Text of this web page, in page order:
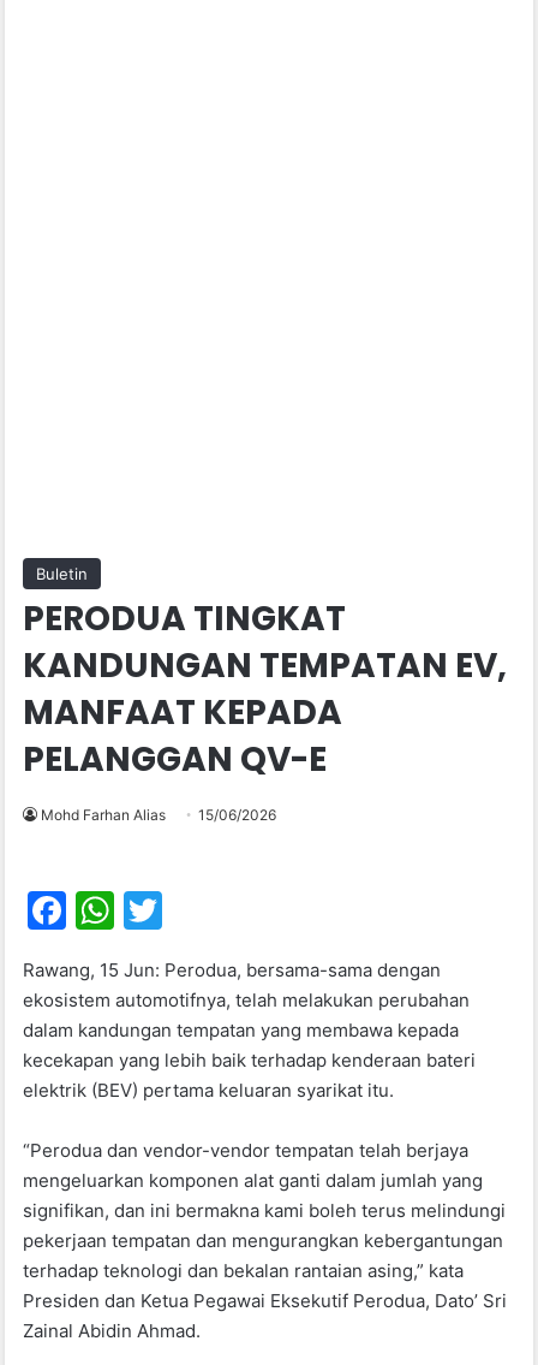
Buletin
PERODUA TINGKAT
KANDUNGAN TEMPATAN EV,
MANFAAT KEPADA
PELANGGAN QV-E
Mohd Farhan Alias 15/06/2026
F
c
e
b
o
o
k
W
at
s
A
p
p
itt
er
Rawang, 15 Jun: Perodua, bersama-sama dengan
ekosistem automotifnya, telah melakukan perubahan
dalam kandungan tempatan yang membawa kepada
kecekapan yang lebih baik terhadap kenderaan bateri
elektrik (BEV) pertama keluaran syarikat itu.
“Perodua dan vendor-vendor tempatan telah berjaya
mengeluarkan komponen alat ganti dalam jumlah yang
signifikan, dan ini bermakna kami boleh terus melindungi
pekerjaan tempatan dan mengurangkan kebergantungan
terhadap teknologi dan bekalan rantaian asing,” kata
Presiden dan Ketua Pegawai Eksekutif Perodua, Dato’ Sri
Zainal Abidin Ahmad.